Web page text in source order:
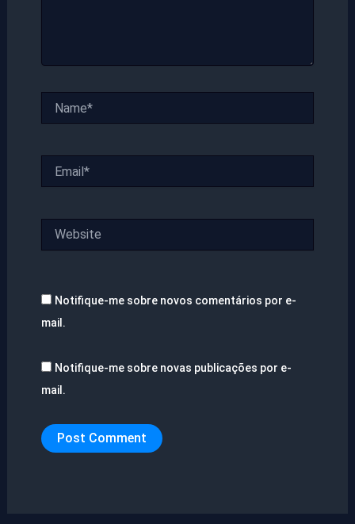
Notifique-me sobre novos comentários por e-
mail.
Notifique-me sobre novas publicações por e-
mail.